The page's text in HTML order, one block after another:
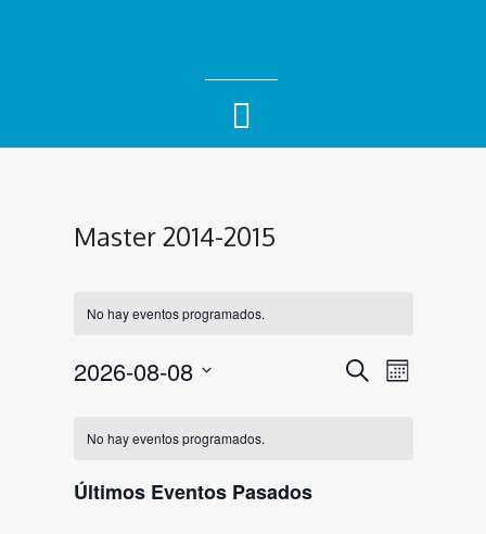
Master 2014-2015
No hay eventos programados.
BuscarMes
2026-08-08
fecha.
Calendario
Eventos
No hay eventos programados.
Últimos Eventos Pasados